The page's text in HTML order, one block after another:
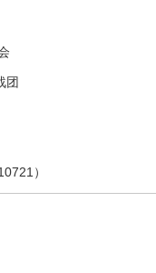
团
）